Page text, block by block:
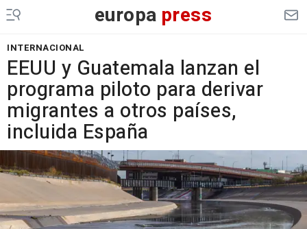
europa press
INTERNACIONAL
EEUU y Guatemala lanzan el
programa piloto para derivar
migrantes a otros países,
incluida España